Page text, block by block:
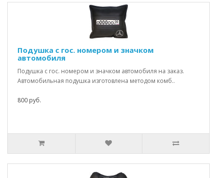
Подушка с гос. номером и значком
автомобиля
Подушка с гос. номером и значком автомобиля на заказ.
Автомобильная подушка изготовлена методом комб..
800 руб.